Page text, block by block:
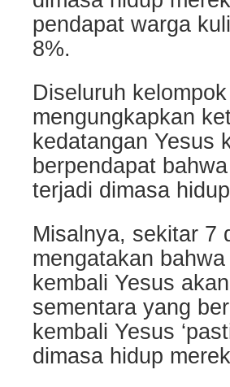
pendapat warga
8%.
Diseluruh
mengungkapkan
kedatangan Yesus
berpendapat
terjadi dimasa
Misalnya, sekitar 7
mengatakan
kembali Yesus
sementara yang
kembali Yesus
dimasa hidup